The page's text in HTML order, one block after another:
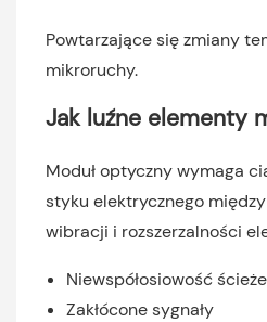
Powtarzające się zmiany
mikroruchy.
Jak luźne elementy
Moduł optyczny wymaga
styku elektrycznego
wibracji i rozszerzalności
Niewspółosiowość
Zakłócone sygnały